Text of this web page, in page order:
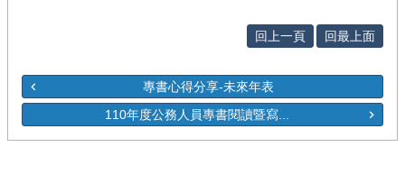
回上一頁 回最上面
專書心得分享-未來年表
110年度公務人員專書閱讀暨寫...